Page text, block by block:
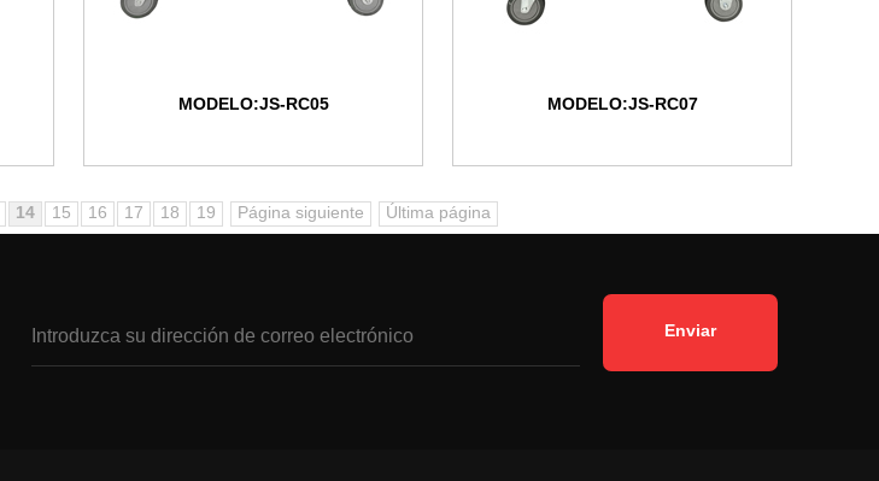
MODELO:JS-RC05 MODELO:JS-RC07
14 15 16 17 18 19 Página siguiente Última página